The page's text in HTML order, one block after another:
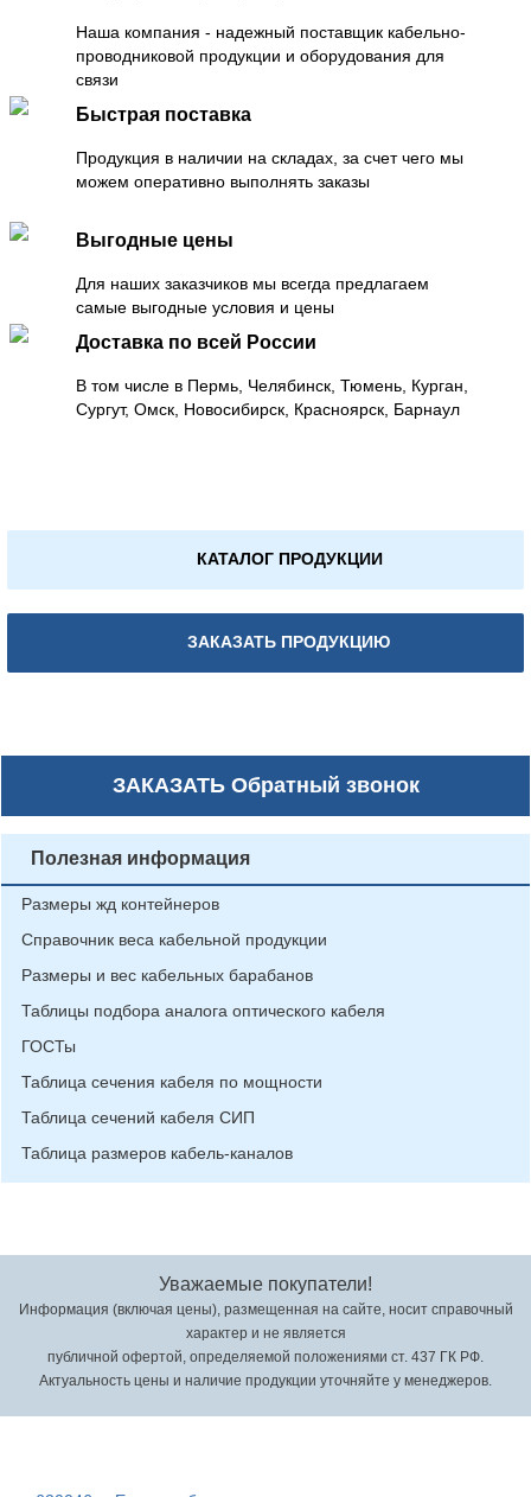
Наша компания - надежный поставщик кабельно-
проводниковой продукции и оборудования для
связи
Быстрая поставка
Продукция в наличии на складах, за счет чего мы
можем оперативно выполнять заказы
Выгодные цены
Для наших заказчиков мы всегда предлагаем
самые выгодные условия и цены
Доставка по всей России
В том числе в Пермь, Челябинск, Тюмень, Курган,
Сургут, Омск, Новосибирск, Красноярск, Барнаул
КАТАЛОГ ПРОДУКЦИИ
ЗАКАЗАТЬ ПРОДУКЦИЮ
ЗАКАЗАТЬОбратный звонок
Полезная информация
Размеры жд контейнеров
Справочник веса кабельной продукции
Размеры и вес кабельных барабанов
Таблицы подбора аналога оптического кабеля
ГОСТы
Таблица сечения кабеля по мощности
Таблица сечений кабеля СИП
Таблица размеров кабель-каналов
Уважаемые покупатели!
Информация (включая цены), размещенная на сайте, носит справочный
характер и не является
публичной офертой, определяемой положениями ст. 437 ГК РФ.
Актуальность цены и наличие продукции уточняйте у менеджеров.